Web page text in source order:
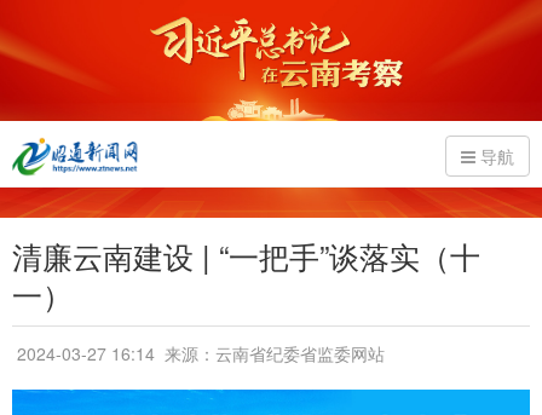
导航
清廉云南建设 | “一把手”谈落实（十
一）
2024-03-27 16:14 来源：云南省纪委省监委网站